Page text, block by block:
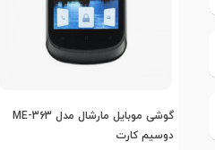
اضافه به مقایسهگوشی موبایل مارشال مدل ME-363
دوسیم کارت